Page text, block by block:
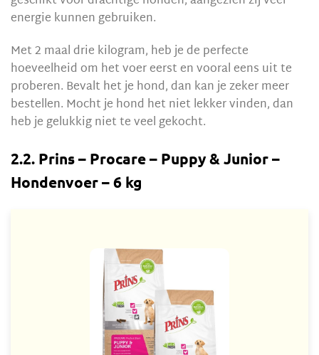
energie kunnen gebruiken.
Met 2 maal drie kilogram, heb je de perfecte
hoeveelheid om het voer eerst en vooral eens uit te
proberen. Bevalt het je hond, dan kan je zeker meer
bestellen. Mocht je hond het niet lekker vinden, dan
heb je gelukkig niet te veel gekocht.
2.2. Prins – Procare – Puppy & Junior –
Hondenvoer – 6 kg